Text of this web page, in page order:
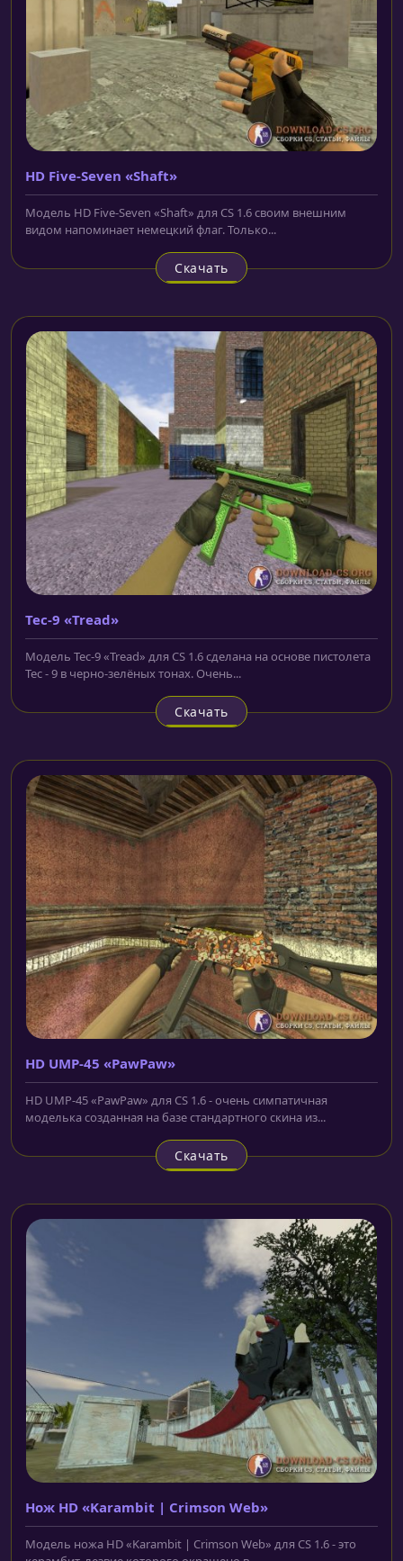
HD Five-Seven «Shaft»
Модель HD Five-Seven «Shaft» для CS 1.6 своим внешним
видом напоминает немецкий флаг. Только...
Скачать
Tec-9 «Tread»
Модель Tec-9 «Tread» для CS 1.6 сделана на основе пистолета
Tec - 9 в черно-зелёных тонах. Очень...
Скачать
HD UMP-45 «PawPaw»
HD UMP-45 «PawPaw» для CS 1.6 - очень симпатичная
моделька созданная на базе стандартного скина из...
Скачать
Нож HD «Karambit | Crimson Web»
Модель ножа HD «Karambit | Crimson Web» для CS 1.6 - это